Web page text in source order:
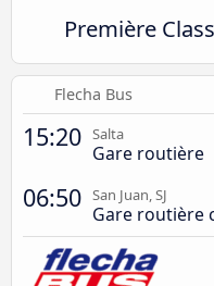
Première
Flecha Bus
15:20 Salta
Gare routière
06:50 San Juan, SJ
Gare routière